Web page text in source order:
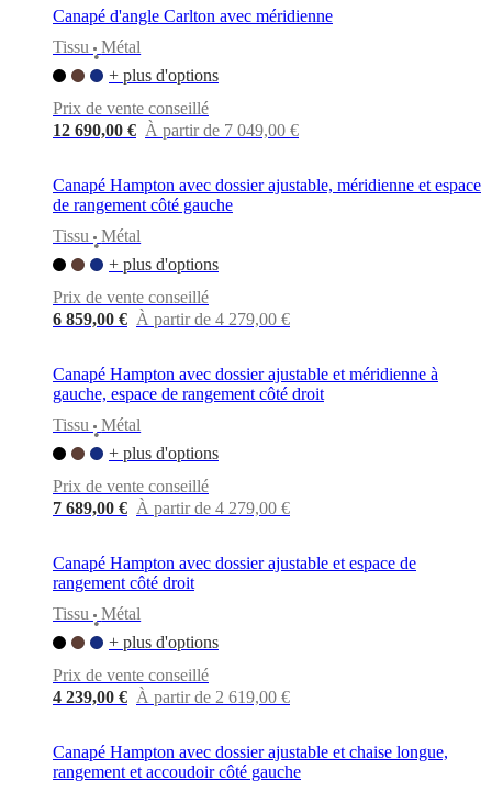
Canapé d'angle Carlton avec méridienne
Tissu
•
Métal
+ plus d'options
Prix de vente conseillé
12 690,00 € À partir de 7 049,00 €
Canapé Hampton avec dossier ajustable, méridienne et espace
de rangement côté gauche
Tissu
•
Métal
+ plus d'options
Prix de vente conseillé
6 859,00 € À partir de 4 279,00 €
Canapé Hampton avec dossier ajustable et méridienne à
gauche, espace de rangement côté droit
Tissu
•
Métal
+ plus d'options
Prix de vente conseillé
7 689,00 € À partir de 4 279,00 €
Canapé Hampton avec dossier ajustable et espace de
rangement côté droit
Tissu
•
Métal
+ plus d'options
Prix de vente conseillé
4 239,00 € À partir de 2 619,00 €
Canapé Hampton avec dossier ajustable et chaise longue,
rangement et accoudoir côté gauche